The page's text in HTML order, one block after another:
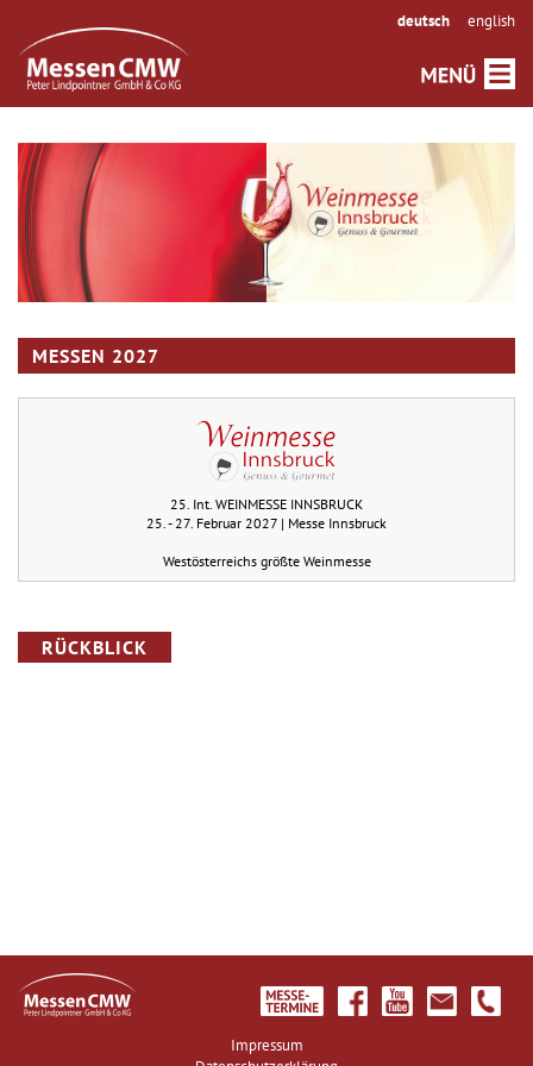
deutsch english
MESSEN 2027
25. Int. WEINMESSE INNSBRUCK
25. - 27. Februar 2027 | Messe Innsbruck
Westösterreichs größte Weinmesse
RÜCKBLICK
Impressum